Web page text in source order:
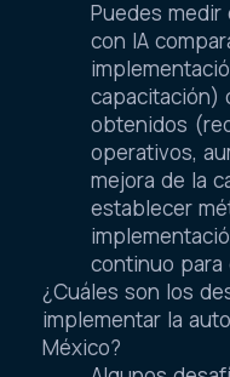
Puedes medir
con IA
capacitación)
obtenidos
operativos,
mejora de la
establecer
continuo para
¿Cuáles son los
implementar la
México?